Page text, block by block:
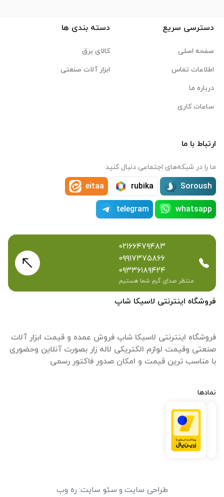
فروشگاه اینترنتی لاسیکا شاپ
فروشگاه اینترنتی لاسیکا شاپ فروش عمده و قیمت ابزار آلات
صنعتی وقیمت لوازم الکتریکی لاله زار بصورت آنلاین وحضوری
با مناسب ترین قیمت و امکان صدور فاکتور رسمی
نمادها
دسترسی سریع
صفحه اصلی
اطلاعات تماس
درباره ما
ساعات کاری
دسته بندی ها
کالای برق
ابزار آلات صنعتی
ارتباط با ما
ما را در شبکه‌های اجتماعی دنبال کنید
Soroush
rubika
eitaa
whatsapp
telegram
۰۲۱۶۶۴۷۹۴۸۳
۰۹۹۱۷۳۷۵۸۶۶
۰۹۳۳۶۱۸۹۴۲۴
منتظر صدای گرم شما هستیم
طراحی سایت و سئو سایت: ره وب